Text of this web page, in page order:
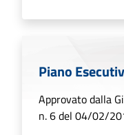
Piano
Approvato dalla
n. 6 del 04/02/